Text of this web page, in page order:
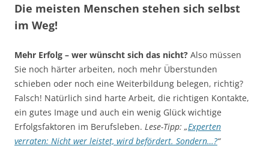
Die meisten Menschen stehen sich selbst
im Weg!
Mehr Erfolg – wer wünscht sich das nicht? Also müssen
Sie noch härter arbeiten, noch mehr Überstunden
schieben oder noch eine Weiterbildung belegen, richtig?
Falsch! Natürlich sind harte Arbeit, die richtigen Kontakte,
ein gutes Image und auch ein wenig Glück wichtige
Erfolgsfaktoren im Berufsleben. Lese-Tipp: „Experten
verraten: Nicht wer leistet, wird befördert. Sondern…?“